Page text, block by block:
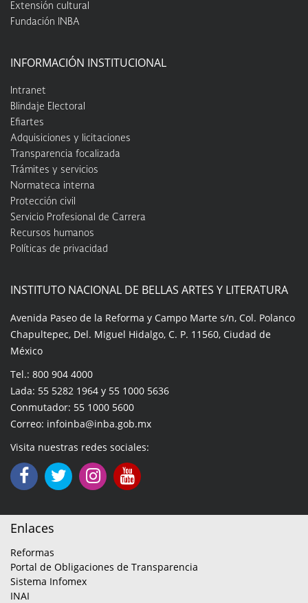
Extensión cultural
Fundación INBA
INFORMACIÓN INSTITUCIONAL
Intranet
Blindaje Electoral
Efiartes
Adquisiciones y licitaciones
Transparencia focalizada
Trámites y servicios
Normateca interna
Protección civil
Servicio Profesional de Carrera
Recursos humanos
Políticas de privacidad
INSTITUTO NACIONAL DE BELLAS ARTES Y LITERATURA
Avenida Paseo de la Reforma y Campo Marte s/n, Col. Polanco
Chapultepec, Del. Miguel Hidalgo, C. P. 11560, Ciudad de
México
Tel.: 800 904 4000
Lada: 55 5282 1964 y 55 1000 5636
Conmutador: 55 1000 5600
Correo: infoinba@inba.gob.mx
Visita nuestras redes sociales:
Enlaces
Reformas
Portal de Obligaciones de Transparencia
Sistema Infomex
INAI